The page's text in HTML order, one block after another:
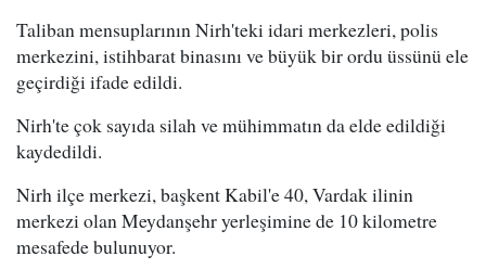
Taliban mensuplarının Nirh'teki idari merkezleri, polis
merkezini, istihbarat binasını ve büyük bir ordu üssünü ele
geçirdiği ifade edildi.
Nirh'te çok sayıda silah ve mühimmatın da elde edildiği
kaydedildi.
Nirh ilçe merkezi, başkent Kabil'e 40, Vardak ilinin
merkezi olan Meydanşehr yerleşimine de 10 kilometre
mesafede bulunuyor.